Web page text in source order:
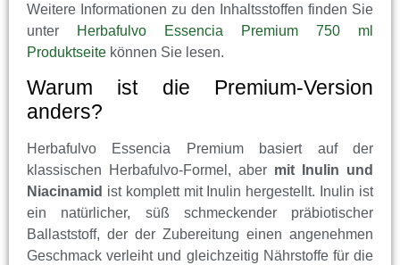
Weitere Informationen zu den Inhaltsstoffen finden Sie
unter
Herbafulvo Essencia Premium 750 ml
Produktseite können Sie lesen.
Warum ist die Premium-Version
anders?
Herbafulvo Essencia Premium basiert auf der
klassischen Herbafulvo-Formel, aber mit Inulin und
Niacinamid ist komplett mit Inulin hergestellt. Inulin ist
ein natürlicher, süß schmeckender präbiotischer
Ballaststoff, der der Zubereitung einen angenehmen
Geschmack verleiht und gleichzeitig Nährstoffe für die